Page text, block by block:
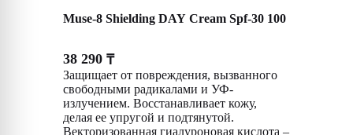
Muse-8 Shielding DAY Cream Spf-30 100
38 290 ₸
Защищает от повреждения, вызванного
свободными радикалами и УФ-
излучением. Восстанавливает кожу,
делая ее упругой и подтянутой.
Векторизованная гиалуроновая кислота –